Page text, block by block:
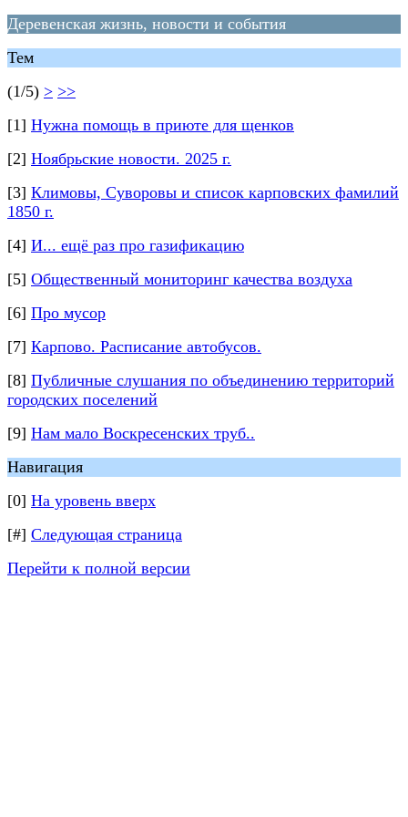
Деревенская жизнь, новости и события
Тем
(1/5) > >>
[1] Нужна помощь в приюте для щенков
[2] Ноябрьские новости. 2025 г.
[3] Климовы, Суворовы и список карповских фамилий
1850 г.
[4] И... ещё раз про газификацию
[5] Общественный мониторинг качества воздуха
[6] Про мусор
[7] Карпово. Расписание автобусов.
[8] Публичные слушания по объединению территорий
городских поселений
[9] Нам мало Воскресенских труб..
Навигация
[0] На уровень вверх
[#] Следующая страница
Перейти к полной версии